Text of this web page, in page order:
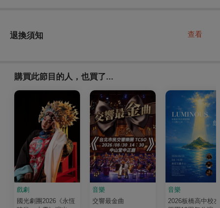
退換須知 查看
購買此節目的人，也買了...
戲劇
國光劇團2026《永恆
音樂
交響最金曲
音樂
2026板橋高中校